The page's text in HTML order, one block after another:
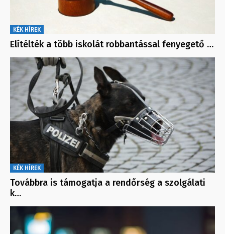
KÉK HÍREK
Elítélték a több iskolát robbantással fenyegető …
KÉK HÍREK
Továbbra is támogatja a rendőrség a szolgálati
k…